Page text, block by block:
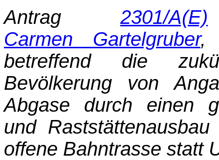
Antrag 2301/A(E)
Carmen Gartelgruber,
betreffend die
Bevölkerung von
Abgase durch einen
und
offene Bahntrasse statt